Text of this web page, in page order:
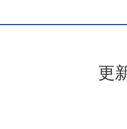
更